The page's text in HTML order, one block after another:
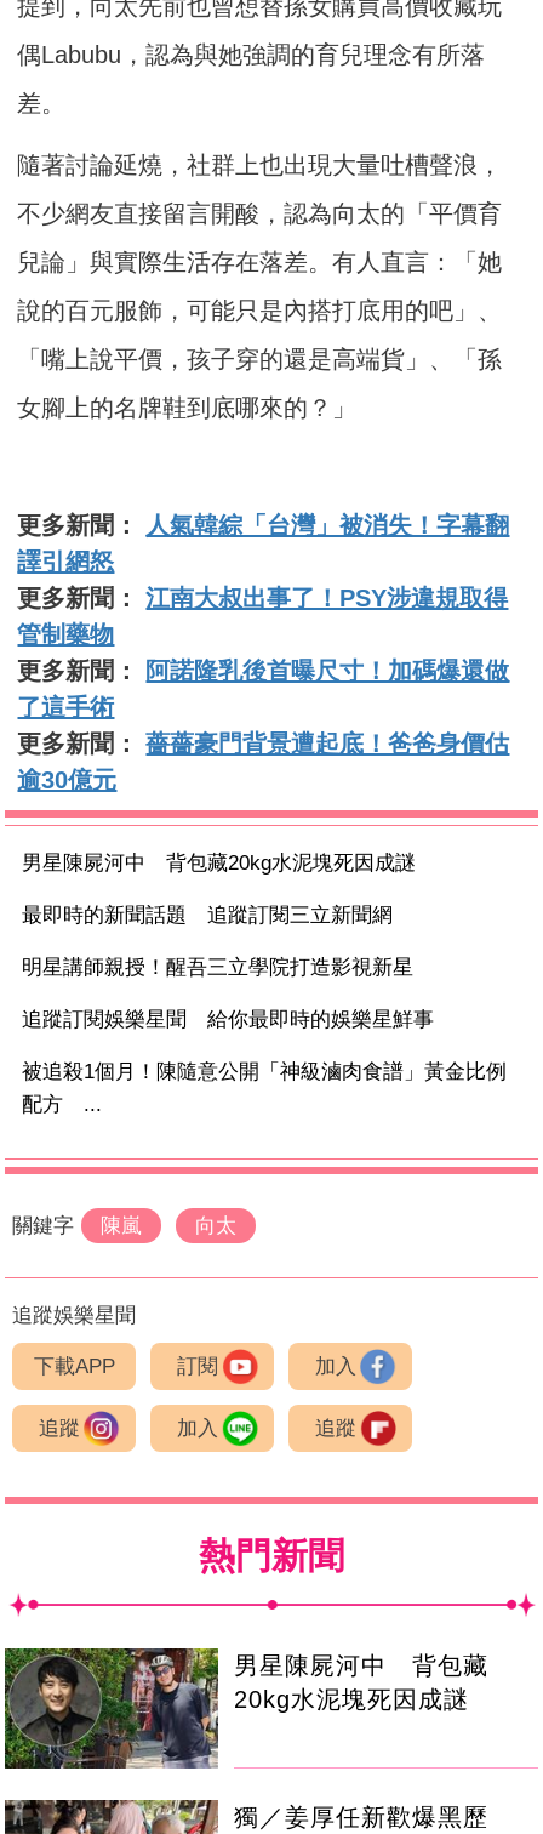
提到，向太先前也曾想替孫女購買高價收藏玩
偶Labubu，認為與她強調的育兒理念有所落
差。
隨著討論延燒，社群上也出現大量吐槽聲浪，
不少網友直接留言開酸，認為向太的「平價育
兒論」與實際生活存在落差。有人直言：「她
說的百元服飾，可能只是內搭打底用的吧」、
「嘴上說平價，孩子穿的還是高端貨」、「孫
女腳上的名牌鞋到底哪來的？」
更多新聞：
人氣韓綜「台灣」被消失！字幕翻
譯引網怒
更多新聞：江南大叔出事了！PSY涉違規取得
管制藥物
更多新聞：
阿諾隆乳後首曝尺寸！加碼爆還做
了這手術
更多新聞：薔薔豪門背景遭起底！爸爸身價估
逾30億元
男星陳屍河中 背包藏20kg水泥塊死因成謎
最即時的新聞話題 追蹤訂閱三立新聞網
明星講師親授！醒吾三立學院打造影視新星
追蹤訂閱娛樂星聞 給你最即時的娛樂星鮮事
被追殺1個月！陳隨意公開「神級滷肉食譜」黃金比例
配方 ...
關鍵字 陳嵐 向太
追蹤娛樂星聞
下載APP 訂閱 加入
追蹤 加入 追蹤
熱門新聞
男星陳屍河中 背包藏
20kg水泥塊死因成謎
獨／姜厚任新歡爆黑歷